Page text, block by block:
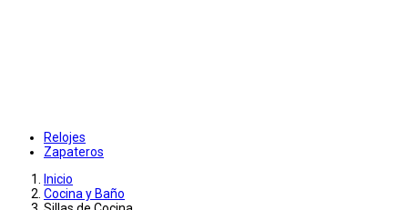
Relojes
Zapateros
Inicio
Cocina y Baño